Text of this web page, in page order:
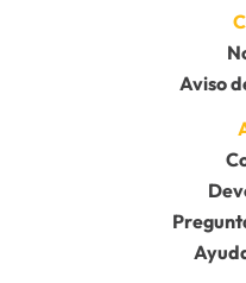
Dirección de email
Escribe un comentario
Aviso